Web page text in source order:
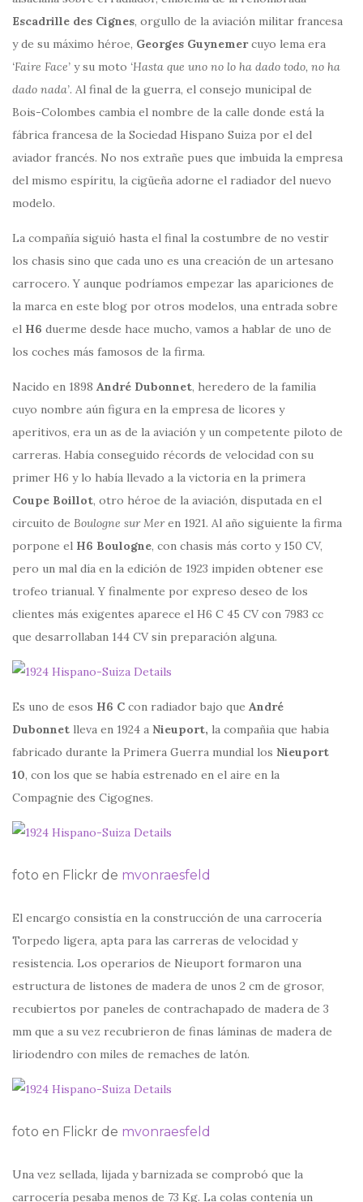
Escadrille des Cignes, orgullo de la aviación militar francesa
y de su máximo héroe, Georges Guynemercuyo lema era
‘Faire Face’ y su moto ‘Hasta que uno no lo ha dado todo, no ha
dado nada’. Al final de la guerra, el consejo municipal de
Bois-Colombes cambia el nombre de la calle donde está la
fábrica francesa de la Sociedad Hispano Suiza por el del
aviador francés. No nos extrañe pues que imbuida la empresa
del mismo espíritu, la cigüeña adorne el radiador del nuevo
modelo.
La compañía siguió hasta el final la costumbre de no vestir
los chasis sino que cada uno es una creación de un artesano
carrocero. Y aunque podríamos empezar las apariciones de
la marca en este blog por otros modelos, una entrada sobre
el H6 duerme desde hace mucho, vamos a hablar de uno de
los coches más famosos de la firma.
Nacido en 1898 André Dubonnet, heredero de la familia
cuyo nombre aún figura en la empresa de licores y
aperitivos, era un as de la aviación y un competente piloto de
carreras. Había conseguido récords de velocidad con su
primer H6 y lo había llevado a la victoria en la primera
Coupe Boillot, otro héroe de la aviación, disputada en el
circuito de Boulogne sur Meren 1921. Al año siguiente la firma
porpone el H6 Boulogne, con chasis más corto y 150 CV,
pero un mal día en la edición de 1923 impiden obtener ese
trofeo trianual. Y finalmente por expreso deseo de los
clientes más exigentes aparece el H6 C 45 CV con 7983 cc
que desarrollaban 144 CV sin preparación alguna.
Es uno de esos H6 C con radiador bajo que André
Dubonnet lleva en 1924 a Nieuport, la compañia que habia
fabricado durante la Primera Guerra mundial los Nieuport
10, con los que se había estrenado en el aire en la
Compagnie des Cigognes.
foto en Flickr de mvonraesfeld
El encargo consistía en la construcción de una carrocería
Torpedo ligera, apta para las carreras de velocidad y
resistencia. Los operarios de Nieuport formaron una
estructura de listones de madera de unos 2 cm de grosor,
recubiertos por paneles de contrachapado de madera de 3
mm que a su vez recubrieron de finas láminas de madera de
liriodendro con miles de remaches de latón.
foto en Flickr de mvonraesfeld
Una vez sellada, lijada y barnizada se comprobó que la
carrocería pesaba menos de 73 Kg. La colas contenía un